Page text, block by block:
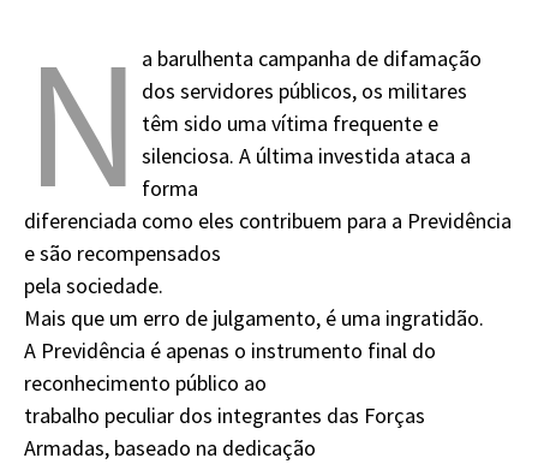
N
a barulhenta campanha de difamação
dos servidores públicos, os militares
têm sido uma vítima frequente e
silenciosa. A última investida ataca a
forma
diferenciada como eles contribuem para a Previdência
e são recompensados
pela sociedade.
Mais que um erro de julgamento, é uma ingratidão.
A Previdência é apenas o instrumento final do
reconhecimento público ao
trabalho peculiar dos integrantes das Forças
Armadas, baseado na dedicação